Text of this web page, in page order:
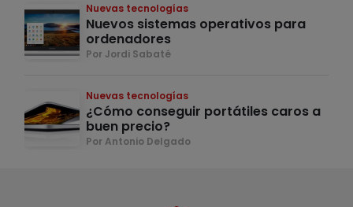
Nuevas tecnologías
Nuevos sistemas operativos para
ordenadores
Por Jordi Sabaté
Nuevas tecnologías
¿Cómo conseguir portátiles caros a
buen precio?
Por Antonio Delgado